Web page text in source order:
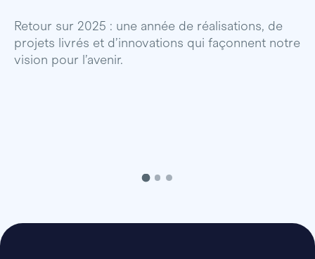
Retour sur 2025 : une année de réalisations, de
projets livrés et d’innovations qui façonnent notre
vision pour l’avenir.